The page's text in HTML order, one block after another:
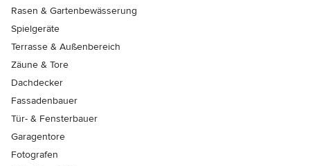
Rasen & Gartenbewässerung
Spielgeräte
Terrasse & Außenbereich
Zäune & Tore
Dachdecker
Fassadenbauer
Tür- & Fensterbauer
Garagentore
Fotografen